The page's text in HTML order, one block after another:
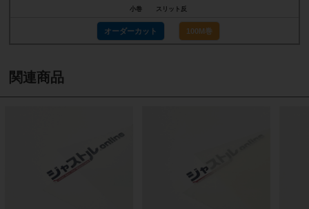
小巻 スリット反
オーダーカット 100M巻
関連商品